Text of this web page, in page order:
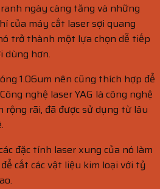
ngày càng tăng và những
của máy cắt laser sợi quang
trở thành một lựa chọn dễ tiếp
dùng hơn.
1.06um nên cũng thích hợp để
nghệ laser YAG là công nghệ
rộng rãi, đã được sử dụng từ lâu
đặc tính laser xung của nó làm
cắt các vật liệu kim loại với tỷ